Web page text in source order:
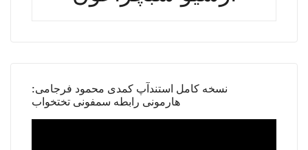
نسخه کامل استندآپ کمدی محمود فرجامی:
هارمونی رابطه سمفونی تختخواب